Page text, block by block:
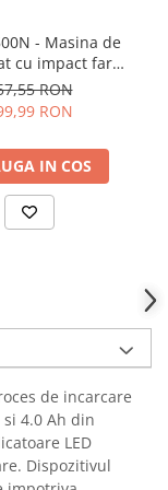
- Masina de
cu impact fara
500Nm, motor
RON
RON
IN COS
de incarcare
4.0 Ah din
LED
Dispozitivul